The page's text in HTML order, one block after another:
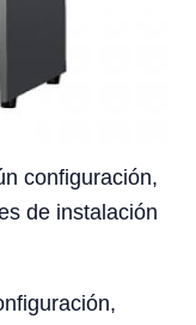
configuración,
de instalación